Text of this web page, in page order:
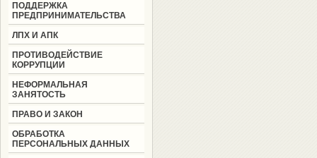
ПОДДЕРЖКА
ПРЕДПРИНИМАТЕЛЬСТВА
ЛПХ И АПК
ПРОТИВОДЕЙСТВИЕ
КОРРУПЦИИ
НЕФОРМАЛЬНАЯ
ЗАНЯТОСТЬ
ПРАВО И ЗАКОН
ОБРАБОТКА
ПЕРСОНАЛЬНЫХ ДАННЫХ